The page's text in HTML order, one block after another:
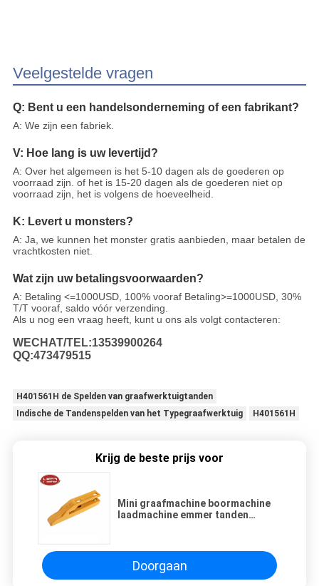
Veelgestelde vragen
Q: Bent u een handelsonderneming of een fabrikant?
A: We zijn een fabriek.
V: Hoe lang is uw levertijd?
A: Over het algemeen is het 5-10 dagen als de goederen op
voorraad zijn. of het is 15-20 dagen als de goederen niet op
voorraad zijn, het is volgens de hoeveelheid.
K: Levert u monsters?
A: Ja, we kunnen het monster gratis aanbieden, maar betalen de
vrachtkosten niet.
Wat zijn uw betalingsvoorwaarden?
A: Betaling <=1000USD, 100% vooraf Betaling>=1000USD, 30%
T/T vooraf, saldo vóór verzending.
Als u nog een vraag heeft, kunt u ons als volgt contacteren:
WECHAT/TEL:13539900264
QQ:473479515
H401561H de Spelden van graafwerktuigtanden
Indische de Tandenspelden van het Typegraafwerktuig
H401561H
Krijg de beste prijs voor
Mini graafmachine boormachine
laadmachine emmer tanden
Doorgaan